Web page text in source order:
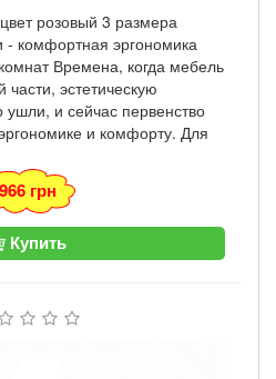
розовый 3 размера
комфортная эргономика
Времена, когда мебель
эстетическую
и сейчас первенство
и комфорту. Для
966 грн
Купить